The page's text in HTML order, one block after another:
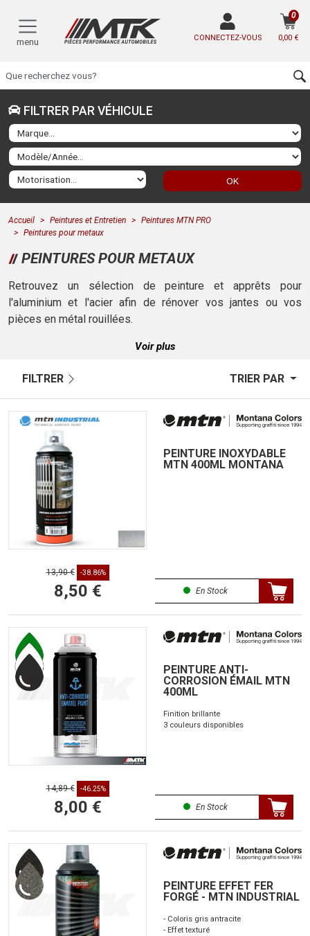
menu CONNECTEZ-VOUS 0,00 €
0
FILTRER PAR VÉHICULE
OK
Accueil Peintures et Entretien
Peintures MTN PRO
Peintures pour metaux
PEINTURES POUR METAUX
Retrouvez un sélection de peinture et apprêts pour
l'aluminium et l'acier afin de rénover vos jantes ou vos
pièces en métal rouillées.
Voir plus
FILTRER TRIER PAR
PEINTURE INOXYDABLE
MTN 400ML MONTANA
13,90 € -38.86%
8,50 € En Stock
PEINTURE ANTI-
CORROSION ÉMAIL MTN
400ML
Finition brillante
3 couleurs disponibles
14,89 € -46.25%
8,00 € En Stock
PEINTURE EFFET FER
FORGÉ - MTN INDUSTRIAL
- Coloris gris antracite
- Effet texturé